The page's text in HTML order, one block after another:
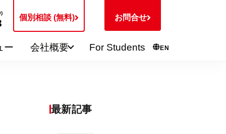
個別相談 (無料) お問合せ
ー 会社概要 For Students EN
最新記事